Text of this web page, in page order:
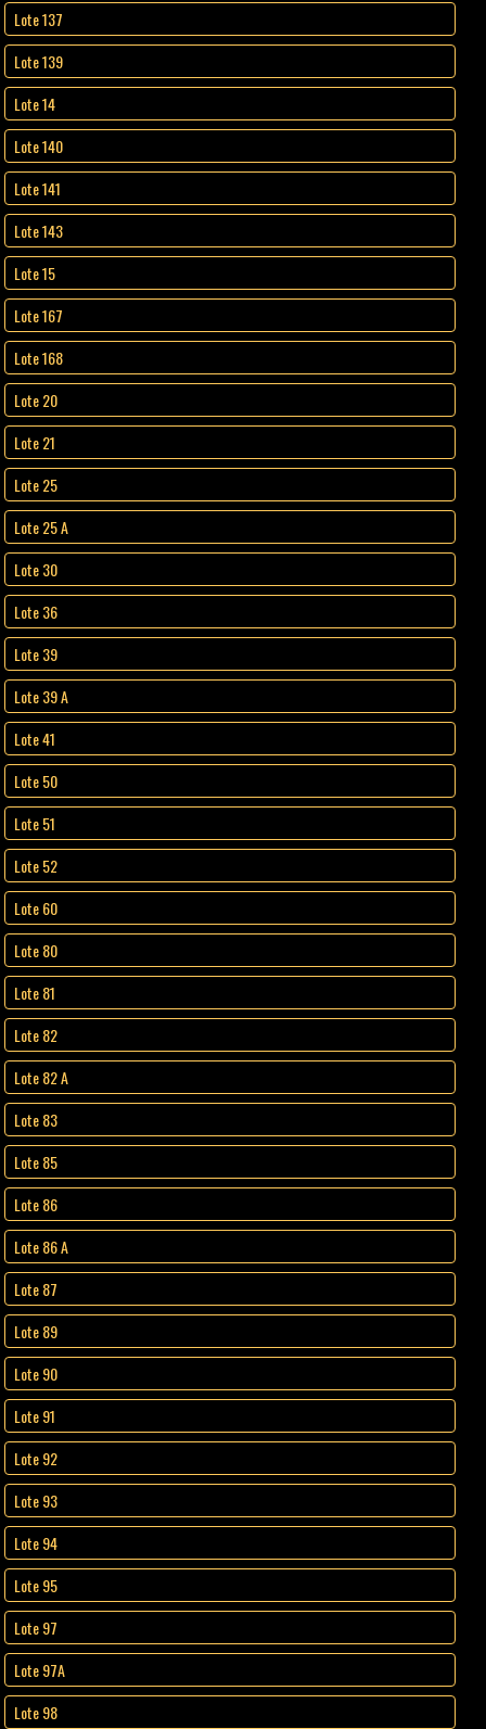
Lote 137
Lote 139
Lote 14
Lote 140
Lote 141
Lote 143
Lote 15
Lote 167
Lote 168
Lote 20
Lote 21
Lote 25
Lote 25 A
Lote 30
Lote 36
Lote 39
Lote 39 A
Lote 41
Lote 50
Lote 51
Lote 52
Lote 60
Lote 80
Lote 81
Lote 82
Lote 82 A
Lote 83
Lote 85
Lote 86
Lote 86 A
Lote 87
Lote 89
Lote 90
Lote 91
Lote 92
Lote 93
Lote 94
Lote 95
Lote 97
Lote 97A
Lote 98